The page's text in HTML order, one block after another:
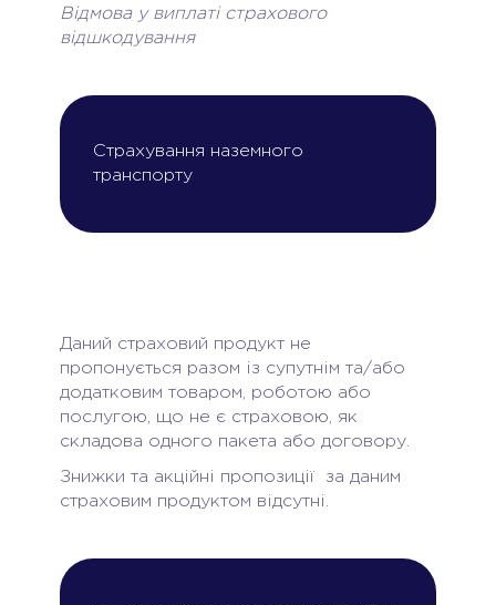
Відмова у виплаті страхового
відшкодування
Страхування наземного
транспорту
Даний страховий продукт не
пропонується разом із супутнім та/або
додатковим товаром, роботою або
послугою, що не є страховою, як
складова одного пакета або договору.
Знижки та акційні пропозиції за даним
страховим продуктом відсутні.